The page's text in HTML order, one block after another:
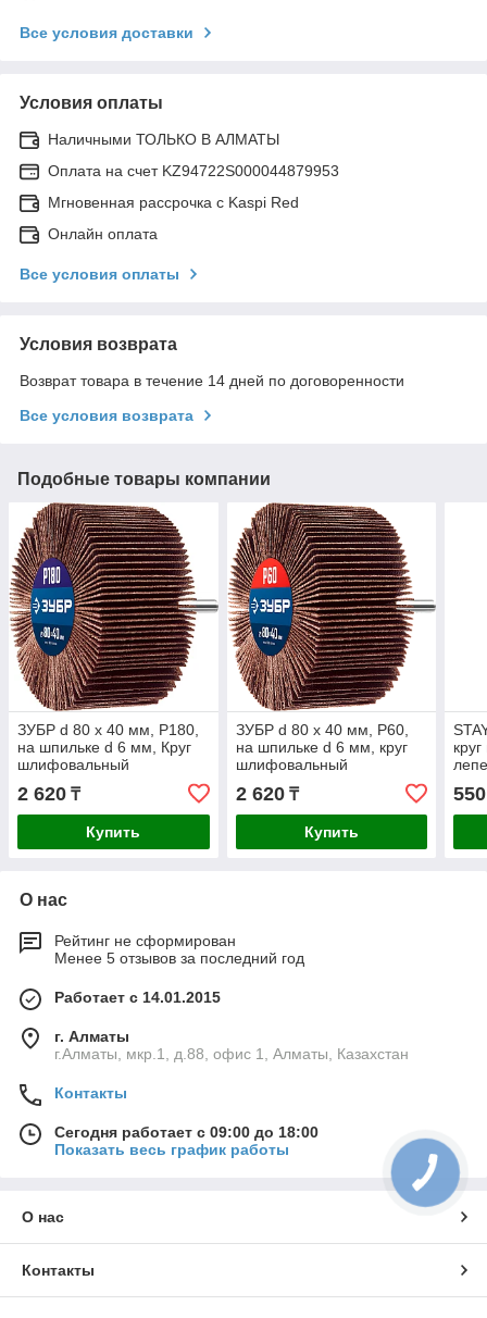
Все условия доставки
Условия оплаты
Наличными ТОЛЬКО В АЛМАТЫ
Оплата на счет KZ94722S000044879953
Мгновенная рассрочка с Kaspi Red
Онлайн оплата
Все условия оплаты
Условия возврата
Возврат товара в течение 14 дней по договоренности
Все условия возврата
Подобные товары компании
ЗУБР d 80 x 40 мм, P180,
на шпильке d 6 мм, Круг
шлифовальный
лепестковый,
Профессионал (36604-
180_z01)
2 620 ₸
Купить
ЗУБР d 80 x 40 мм, P60,
на шпильке d 6 мм, круг
шлифовальный
лепестковый,
Профессионал (36604-
060)
2 620₸
Купить
550
О нас
Рейтинг не сформирован
Менее 5 отзывов за последний год
Работает с 14.01.2015
г. Алматы
г.Алматы, мкр.1, д.88, офис 1, Алматы, Казахстан
Контакты
Сегодня работает с 09:00 до 18:00
Показать весь график работы
О нас
Контакты